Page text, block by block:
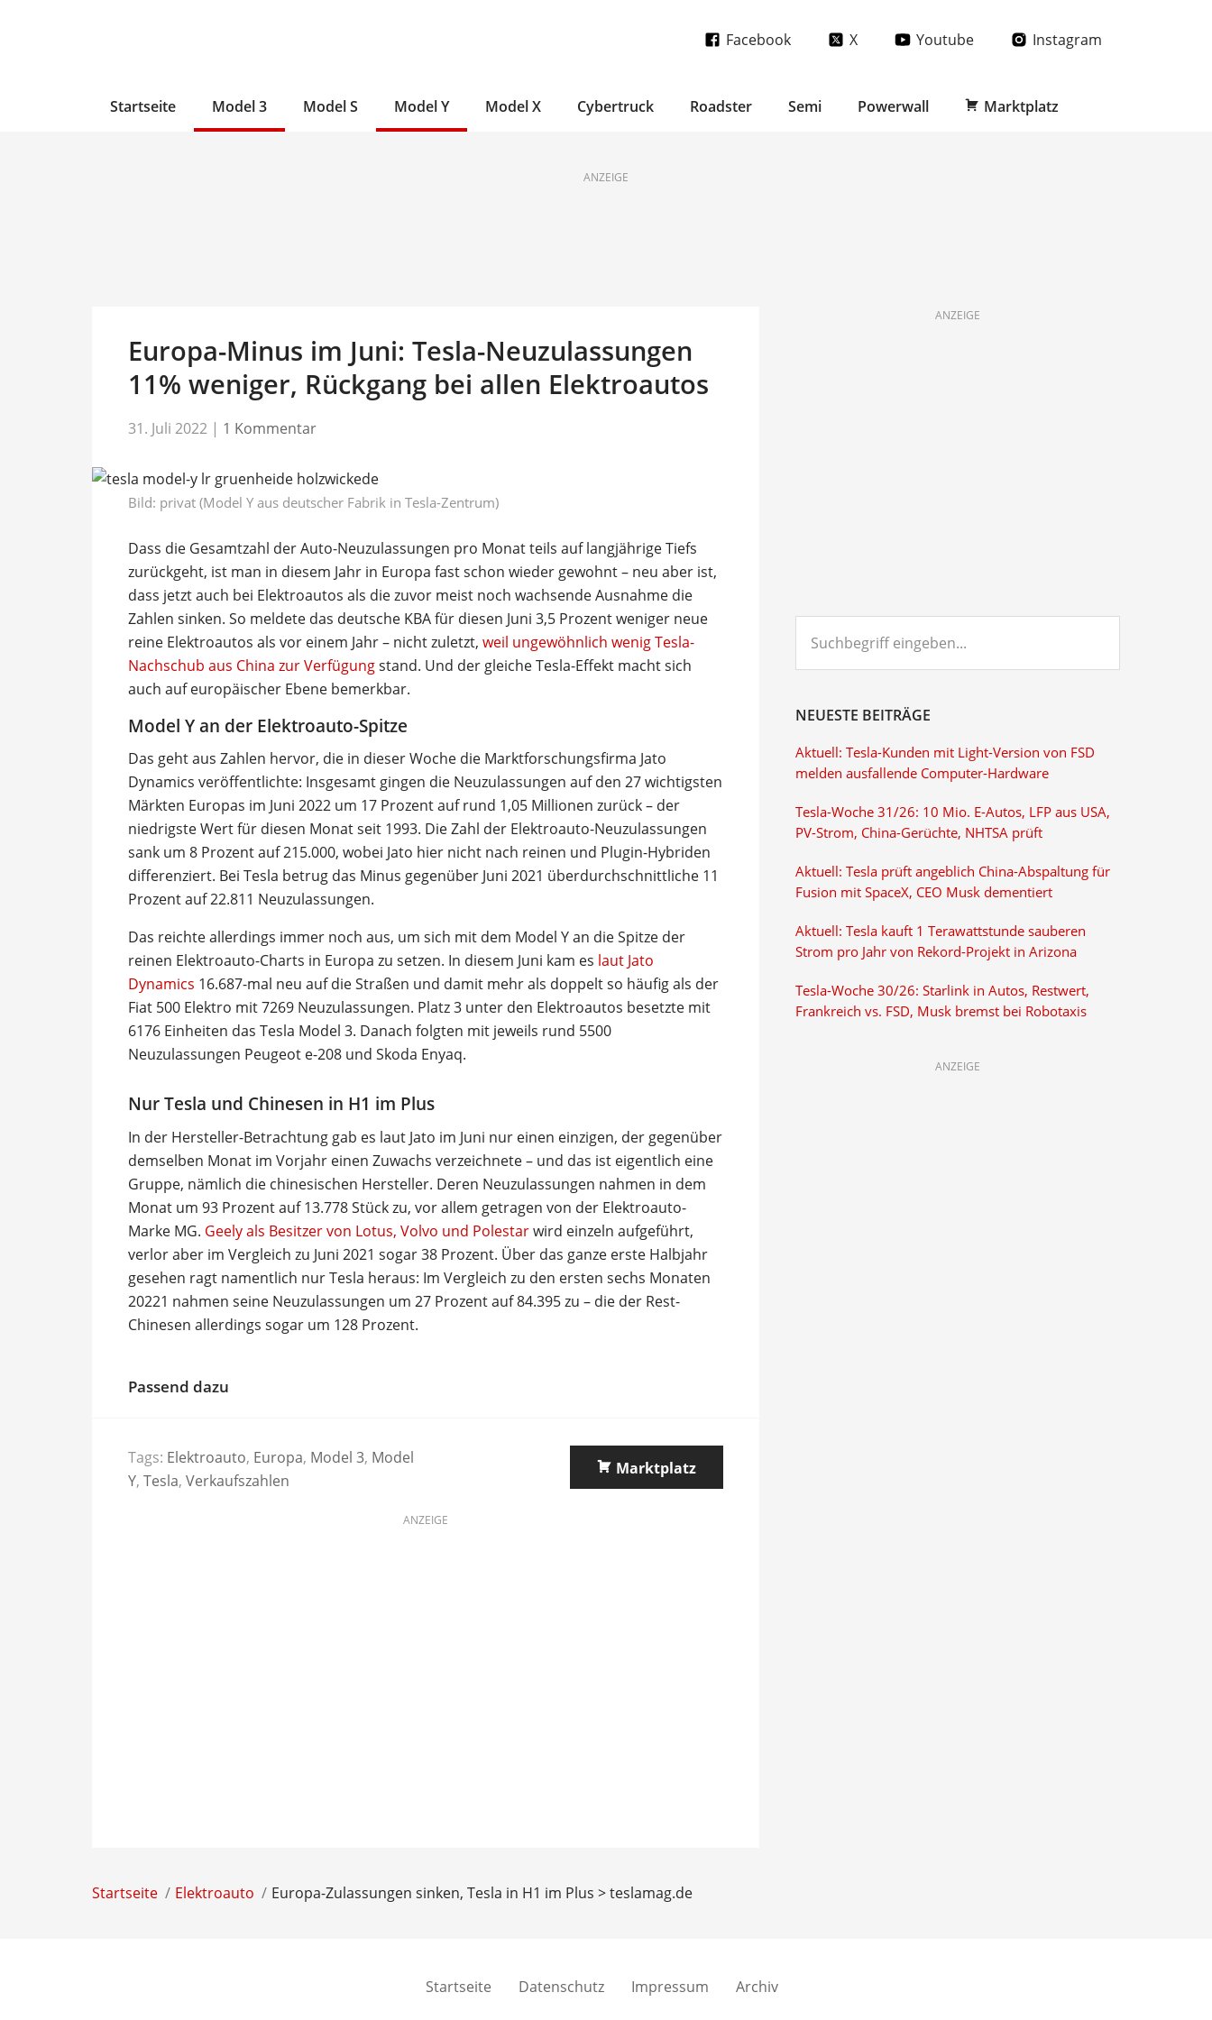
Facebook X Youtube Instagram
Startseite Model 3 Model S Model Y Model X Cybertruck Roadster Semi Powerwall Marktplatz
ANZEIGE
Europa-Minus im Juni: Tesla-Neuzulassungen
11% weniger, Rückgang bei allen Elektroautos
31. Juli 2022 | 1 Kommentar
Bild: privat (Model Y aus deutscher Fabrik in Tesla-Zentrum)
Dass die Gesamtzahl der Auto-Neuzulassungen pro Monat teils auf langjährige Tiefs
zurückgeht, ist man in diesem Jahr in Europa fast schon wieder gewohnt – neu aber ist,
dass jetzt auch bei Elektroautos als die zuvor meist noch wachsende Ausnahme die
Zahlen sinken. So meldete das deutsche KBA für diesen Juni 3,5 Prozent weniger neue
reine Elektroautos als vor einem Jahr – nicht zuletzt, weil ungewöhnlich wenig Tesla-
Nachschub aus China zur Verfügungstand. Und der gleiche Tesla-Effekt macht sich
auch auf europäischer Ebene bemerkbar.
Model Y an der Elektroauto-Spitze
Das geht aus Zahlen hervor, die in dieser Woche die Marktforschungsfirma Jato
Dynamics veröffentlichte: Insgesamt gingen die Neuzulassungen auf den 27 wichtigsten
Märkten Europas im Juni 2022 um 17 Prozent auf rund 1,05 Millionen zurück – der
niedrigste Wert für diesen Monat seit 1993. Die Zahl der Elektroauto-Neuzulassungen
sank um 8 Prozent auf 215.000, wobei Jato hier nicht nach reinen und Plugin-Hybriden
differenziert. Bei Tesla betrug das Minus gegenüber Juni 2021 überdurchschnittliche 11
Prozent auf 22.811 Neuzulassungen.
Das reichte allerdings immer noch aus, um sich mit dem Model Y an die Spitze der
reinen Elektroauto-Charts in Europa zu setzen. In diesem Juni kam es laut Jato
Dynamics 16.687-mal neu auf die Straßen und damit mehr als doppelt so häufig als der
Fiat 500 Elektro mit 7269 Neuzulassungen. Platz 3 unter den Elektroautos besetzte mit
6176 Einheiten das Tesla Model 3. Danach folgten mit jeweils rund 5500
Neuzulassungen Peugeot e-208 und Skoda Enyaq.
Nur Tesla und Chinesen in H1 im Plus
In der Hersteller-Betrachtung gab es laut Jato im Juni nur einen einzigen, der gegenüber
demselben Monat im Vorjahr einen Zuwachs verzeichnete – und das ist eigentlich eine
Gruppe, nämlich die chinesischen Hersteller. Deren Neuzulassungen nahmen in dem
Monat um 93 Prozent auf 13.778 Stück zu, vor allem getragen von der Elektroauto-
Marke MG. Geely als Besitzer von Lotus, Volvo und Polestarwird einzeln aufgeführt,
verlor aber im Vergleich zu Juni 2021 sogar 38 Prozent. Über das ganze erste Halbjahr
gesehen ragt namentlich nur Tesla heraus: Im Vergleich zu den ersten sechs Monaten
20221 nahmen seine Neuzulassungen um 27 Prozent auf 84.395 zu – die der Rest-
Chinesen allerdings sogar um 128 Prozent.
Passend dazu
Tags: Elektroauto, Europa, Model 3, Model
Y, Tesla, Verkaufszahlen
Marktplatz
ANZEIGE
ANZEIGE
eingeben...
NEUESTE BEITRÄGE
Aktuell: Tesla-Kunden mit Light-Version von FSD
melden ausfallende Computer-Hardware
Tesla-Woche 31/26: 10 Mio. E-Autos, LFP aus USA,
PV-Strom, China-Gerüchte, NHTSA prüft
Aktuell: Tesla prüft angeblich China-Abspaltung für
Fusion mit SpaceX, CEO Musk dementiert
Aktuell: Tesla kauft 1 Terawattstunde sauberen
Strom pro Jahr von Rekord-Projekt in Arizona
Tesla-Woche 30/26: Starlink in Autos, Restwert,
Frankreich vs. FSD, Musk bremst bei Robotaxis
ANZEIGE
Startseite Elektroauto Europa-Zulassungen sinken, Tesla in H1 im Plus > teslamag.de
Startseite Datenschutz Impressum Archiv